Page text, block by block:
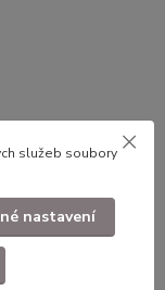
služeb soubory
nastavení